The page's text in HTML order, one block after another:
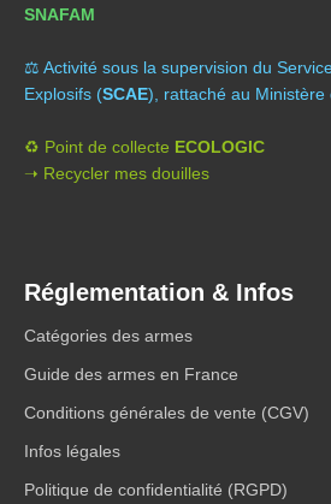
SNAFAM
⚖️ Activité sous la supervision du
Explosifs (SCAE), rattaché au Ministère
♻️ Point de collecte ECOLOGIC
➝ Recycler mes douilles
Réglementation & Infos
Catégories des armes
Guide des armes en France
Conditions générales de vente (CGV)
Infos légales
Politique de confidentialité (RGPD)